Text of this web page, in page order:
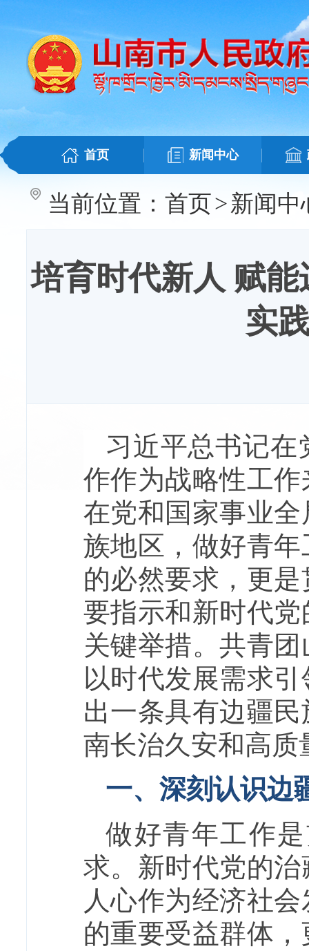
首页 新闻中心
当前位置： 首页>新闻中
培育时代新人 赋
实
习近平总书记在
作作为战略性工
在党和国家事业
族地区，做好青
的必然要求，更
要指示和新时代
关键举措。共青
以时代发展需求
出一条具有边疆
南长治久安和高
一、深刻认识边
做好青年工作
求。新时代党的
人心作为经济社
的重要受益群体